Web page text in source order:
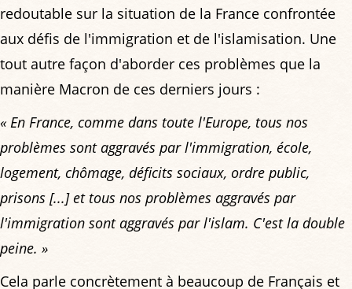
redoutable sur la situation de la France confrontée
aux défis de l'immigration et de l'islamisation. Une
tout autre façon d'aborder ces problèmes que la
manière Macron de ces derniers jours :
« En France, comme dans toute l'Europe, tous nos
problèmes sont aggravés par l'immigration, école,
logement, chômage, déficits sociaux, ordre public,
prisons [...] et tous nos problèmes aggravés par
l'immigration sont aggravés par l'islam. C'est la double
peine. »
Cela parle concrètement à beaucoup de Français et